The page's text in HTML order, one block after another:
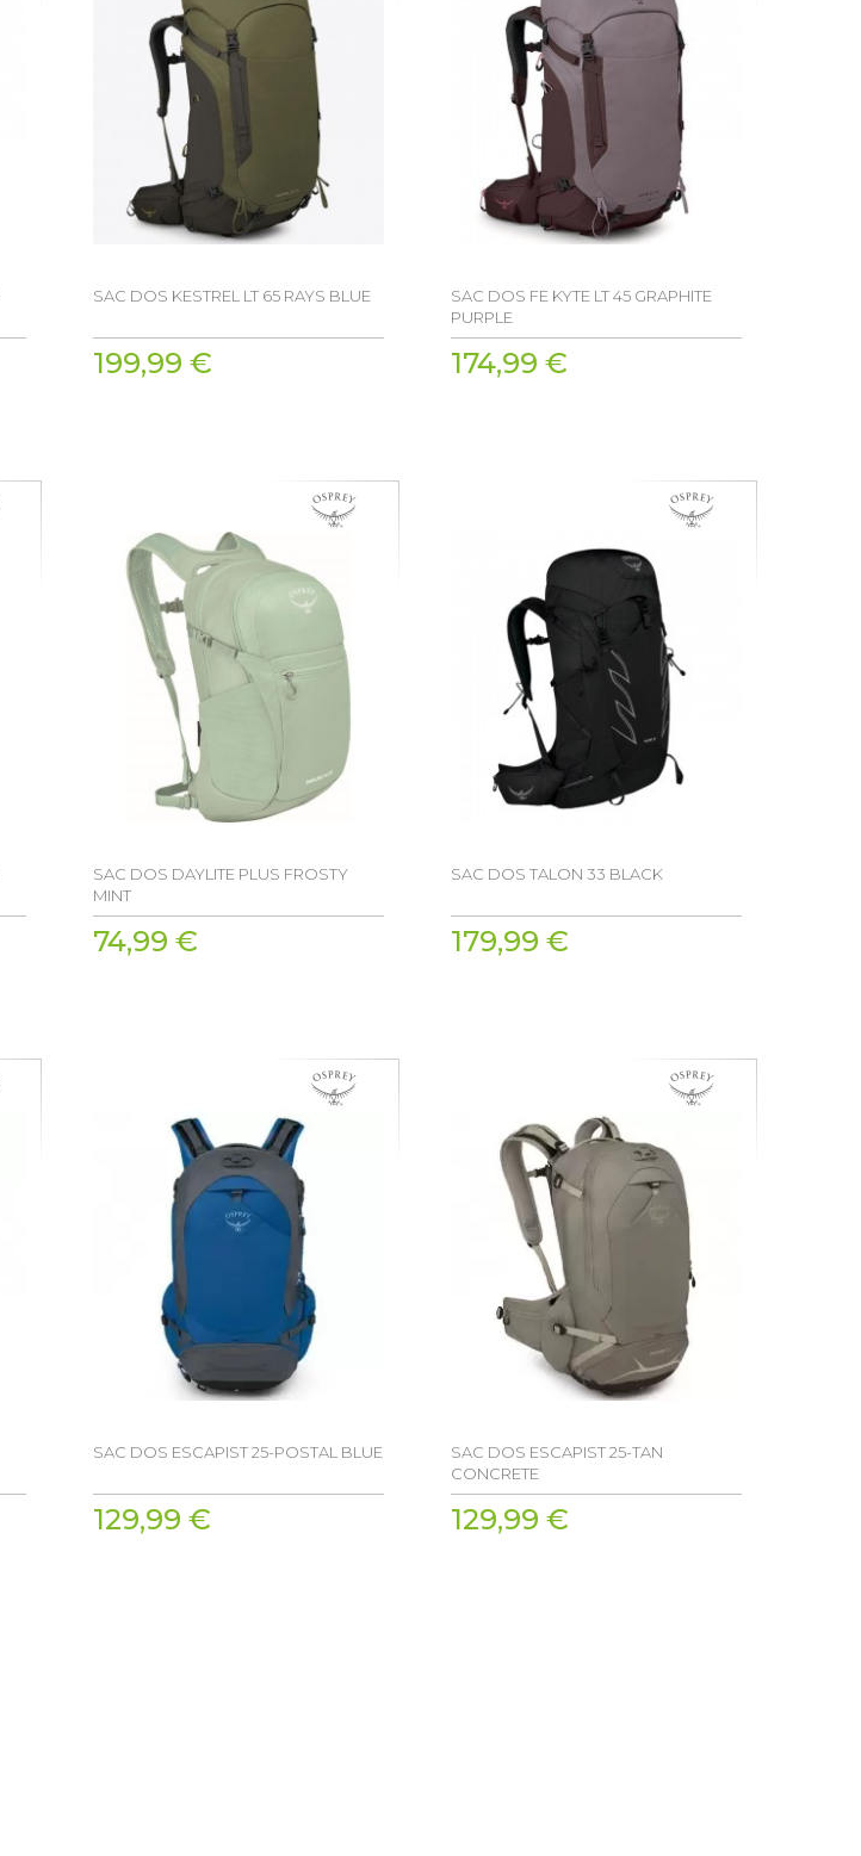
SAC DOS KESTREL LT 65 RAYS BLUE
199,99 €
SAC DOS FE KYTE LT 45 GRAPHITE
PURPLE
174,99 €
SAC DOS DAYLITE PLUS FROSTY
MINT
74,99 €
SAC DOS TALON 33 BLACK
179,99 €
SAC DOS ESCAPIST 25-POSTAL BLUE
129,99 €
SAC DOS ESCAPIST 25-TAN
CONCRETE
129,99 €